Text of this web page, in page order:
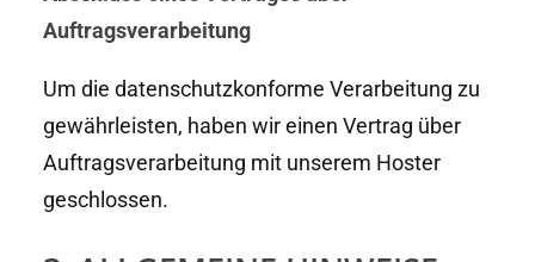
Auftragsverarbeitung
Um die datenschutzkonforme Verarbeitung zu
gewährleisten, haben wir einen Vertrag über
Auftragsverarbeitung mit unserem Hoster
geschlossen.